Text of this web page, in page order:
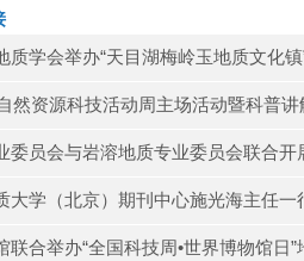
质学会举办“天目湖梅岭玉地质文化
然资源科技活动周主场活动暨科普
委员会与岩溶地质专业委员会联合
大学（北京）期刊中心施光海主任
联合举办“全国科技周•世界博物馆日